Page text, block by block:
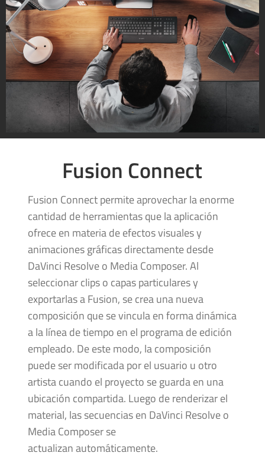
Fusion Connect
Fusion Connect permite aprovechar la enorme
cantidad de herramientas que la aplicación
ofrece en materia de efectos visuales y
animaciones gráficas directamente desde
DaVinci Resolve o Media Composer. Al
seleccionar clips o capas particulares y
exportarlas a Fusion, se crea una nueva
composición que se vincula en forma dinámica
a la línea de tiempo en el programa de edición
empleado. De este modo, la composición
puede ser modificada por el usuario u otro
artista cuando el proyecto se guarda en una
ubicación compartida. Luego de renderizar el
material, las secuencias en DaVinci Resolve o
Media Composer se
actualizan automáticamente.